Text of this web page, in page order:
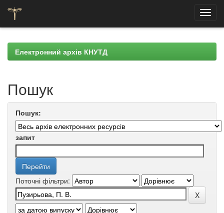
navigationЕлектронний архів КНУТД
Пошук
Пошук:
запит
Поточні фільтри: